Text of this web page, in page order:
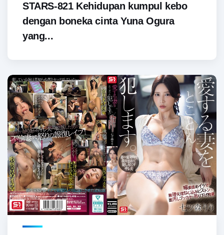
STARS-821 Kehidupan kumpul kebo
dengan boneka cinta Yuna Ogura
yang...